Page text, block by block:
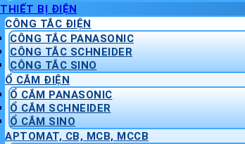
THIẾT BỊ ĐIỆN
CÔNG TẮC ĐIỆN
CÔNG TẮC PANASONIC
CÔNG TẮC SCHNEIDER
CÔNG TẮC SINO
Ổ CẮM ĐIỆN
Ổ CẮM PANASONIC
Ổ CẮM SCHNEIDER
Ổ CẮM SINO
APTOMAT, CB, MCB, MCCB